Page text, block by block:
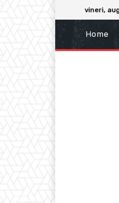
vineri,
Home